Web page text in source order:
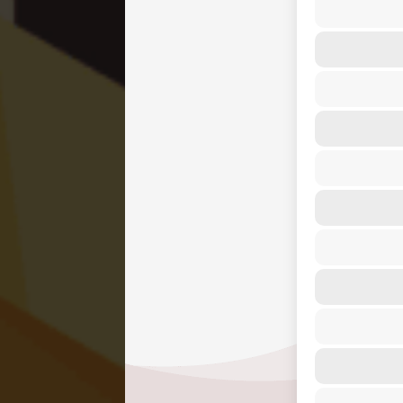
anggaran Anda? Repack.id
dihitung secara transparan
tanpa perlu mengorbankan
2. Layanan Jemput Gratis di
menyediakan layanan jemput
seluruh Indonesia. Layanan ini